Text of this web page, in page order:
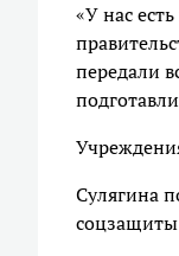
«У нас
передали
Сулягина
соцзащиты